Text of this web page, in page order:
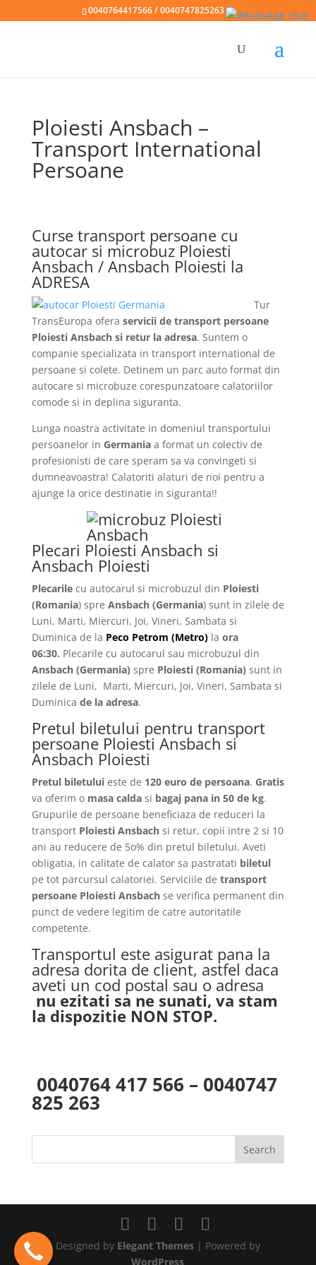
0040764417566 / 0040747825263
Ploiesti Ansbach –
Transport International
Persoane
Curse transport persoane cu
autocar si microbuz Ploiesti
Ansbach / Ansbach Ploiesti la
ADRESA
Tur
TransEuropa ofera servicii de transport persoane
Ploiesti Ansbach si retur la adresa. Suntem o
companie specializata in transport international de
persoane si colete. Detinem un parc auto format din
autocare si microbuze corespunzatoare calatoriilor
comode si in deplina siguranta.
Lunga noastra activitate in domeniul transportului
persoanelor in Germaniaa format un colectiv de
profesionisti de care speram sa va convingeti si
dumneavoastra! Calatoriti alaturi de noi pentru a
ajunge la orice destinatie in siguranta!!
Plecari Ploiesti Ansbach si
Ansbach Ploiesti
Plecarilecu autocarul si microbuzul din Ploiesti
(Romania) spre Ansbach (Germania) sunt in zilele de
Luni, Marti, Miercuri, Joi, Vineri, Sambata si
Duminica de la Peco Petrom (Metro)la ora
06:30. Plecarile cu autocarul sau microbuzul din
Ansbach (Germania) spre Ploiesti (Romania) sunt in
zilele de Luni, Marti, Miercuri, Joi, Vineri, Sambata si
Duminica de la adresa.
Pretul biletului pentru transport
persoane Ploiesti Ansbach si
Ansbach Ploiesti
Pretul biletuluieste de 120 euro de persoana. Gratis
va oferim o masa caldasi bagaj pana in 50 de kg.
Grupurile de persoane beneficiaza de reduceri la
transport Ploiesti Ansbachsi retur, copii intre 2 si 10
ani au reducere de 5o% din pretul biletului. Aveti
obligatia, in calitate de calator sa pastratati biletul
pe tot parcursul calatoriei. Serviciile de transport
persoane Ploiesti Ansbach se verifica permanent din
punct de vedere legitim de catre autoritatile
competente.
Transportul este asigurat pana la
adresa dorita de client, astfel daca
aveti un cod postal sau o adresa
nu ezitati sa ne sunati, va stam
la dispozitie NON STOP.
0040764 417 566 – 0040747
825 263
Designed by Elegant Themes| Powered by
WordPress